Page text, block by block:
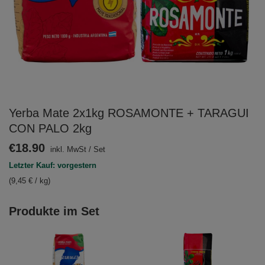
Yerba Mate 2x1kg ROSAMONTE + TARAGUI
CON PALO 2kg
Produkte im Set
€18.90 inkl. MwSt / Set
Letzter Kauf: vorgestern
(9,45 € / kg)